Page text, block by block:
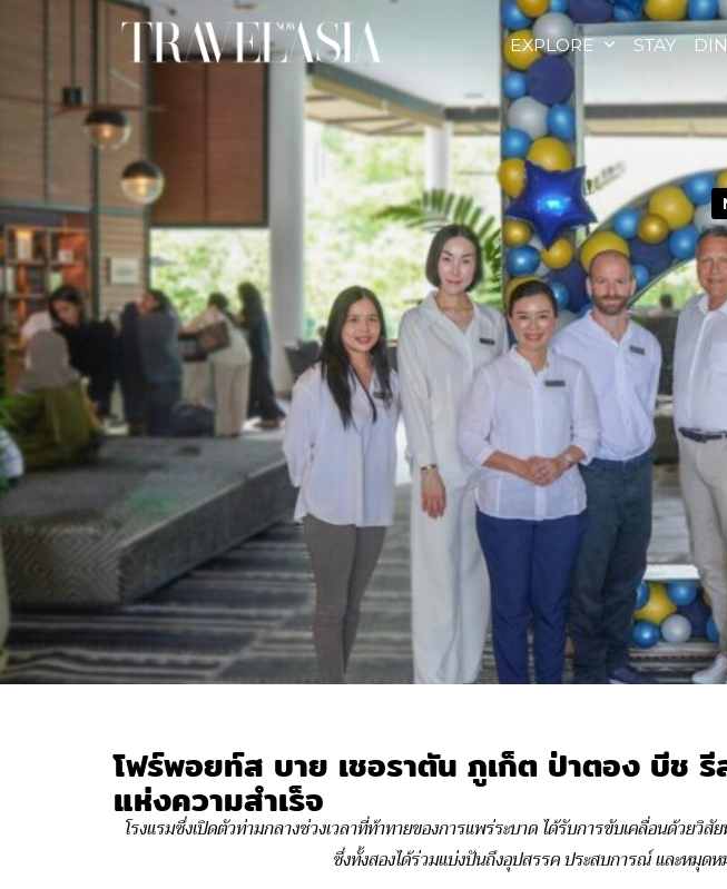
EXPLORE STAY
โฟร์พอยท์ส บาย เชอราตัน ภูเก็ต ป่าตอง บีช
แห่งความสำเร็จ
โรงแรมซึ่งเปิดตัวท่ามกลางช่วงเวลาที่ท้าทายของการแพร่ระบาด ได้รับการขับเคลื่อนด้วยวิ
ซึ่งทั้งสองได้ร่วมแบ่งปันถึงอุปสรรค ประสบการณ์ และหมุด